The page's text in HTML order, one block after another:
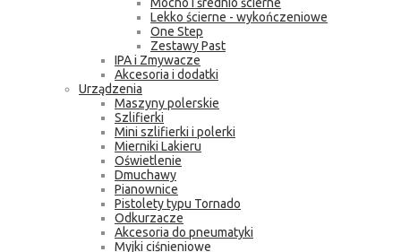
Lekko ścierne - wykończeniowe
One Step
Zestawy Past
IPA i Zmywacze
Akcesoria i dodatki
Urządzenia
Maszyny polerskie
Szlifierki
Mini szlifierki i polerki
Mierniki Lakieru
Oświetlenie
Dmuchawy
Pianownice
Pistolety typu Tornado
Odkurzacze
Akcesoria do pneumatyki
Myjki ciśnieniowe